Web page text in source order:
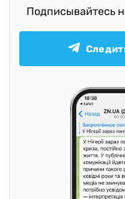
Подписывайтесь